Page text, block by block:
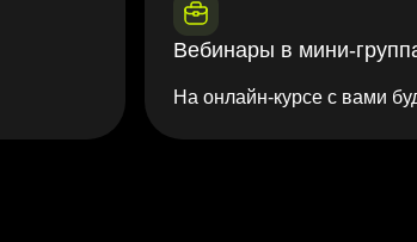
Вебинары в мини-
На онлайн-курсе с вами